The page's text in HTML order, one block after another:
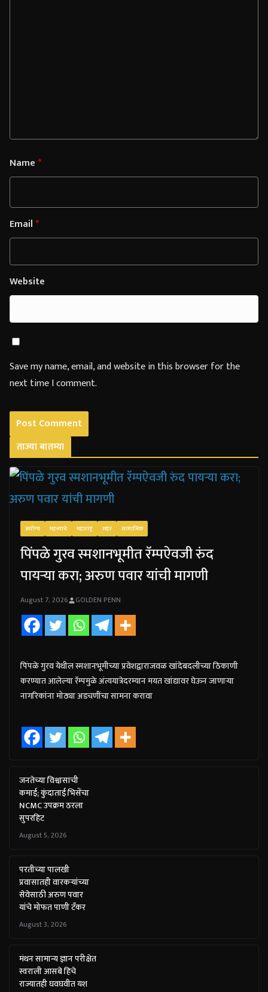
Name*
Email*
Website
Save my name, email, and website in this browser for the
next time I comment.
ताज्या बातम्या
आरोग्य महत्त्वाचे महाराष्ट्र शहर सामाजिक
पिंपळे गुरव स्मशानभूमीत रॅम्पऐवजी रुंद
पायऱ्या करा; अरुण पवार यांची मागणी
August 7, 2026 GOLDEN PENN
पिंपळे गुरव येथील स्मशानभूमीच्या प्रवेशद्वाराजवळ खांदेबदलीच्या ठिकाणी
करण्यात आलेल्या रॅम्पमुळे अंत्ययात्रेदरम्यान मयत खांद्यावर घेऊन जाणाऱ्या
नागरिकांना मोठ्या अडचणींचा सामना करावा
जनतेच्या विश्वासाची
कमाई; कुंदाताई भिसेंचा
NCMC उपक्रम ठरला
सुपरहिट
August 5, 2026
परतीच्या पालखी
प्रवासातही वारकऱ्यांच्या
सेवेसाठी अरुण पवार
यांचे मोफत पाणी टँकर
August 3, 2026
मंथन सामान्य ज्ञान परीक्षेत
स्वराली आसबे हिचे
राज्यातही घवघवीत यश